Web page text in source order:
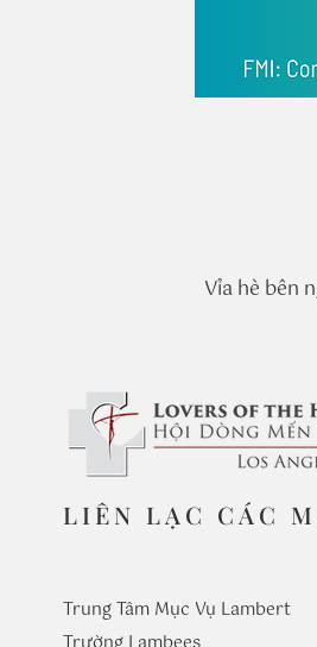
Vỉa hè bên
LIÊN LẠC CÁC
Trung Tâm Mục Vụ Lambert